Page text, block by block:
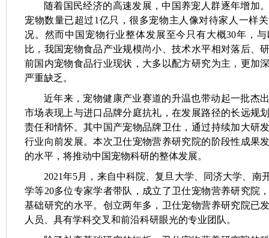
随着国民经济的高速发展，中国养宠人群逐年增加
宠物数量已超过1亿只，很多宠物主人像对待家人一样
况。然而中国宠物行业整体发展至今只有大概30年，
比，我国宠物食品产业规模尚小、技术水平相对落后、
前国内宠物食品行业现状，大多以配方研究为主，更加
严重缺乏。
近年来，宠物健康产业赛道的升温也带动起一批杰
市场表现上与进口品牌分庭抗礼，在发展路径的长远规
责任和情怀。其中国产宠物品牌卫仕，通过持续加大研
行业向前发展。本次卫仕宠物营养研究院的阶段性成果
的水平，将推动中国宠物科研的整体发展。
2021年5月，来自中科院、复旦大学、同济大学、南
学等20多位专家学者带队，成立了卫仕宠物营养研究院
基础研究的水平。创立两年多，卫仕宠物营养研究院已
人员、具有学科交叉和前沿科研眼光的专业团队。